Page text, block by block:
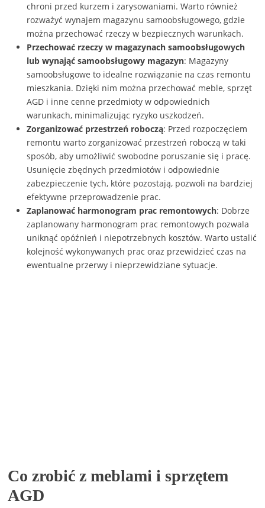
chroni przed kurzem i zarysowaniami. Warto również
rozważyć wynajem magazynu samoobsługowego, gdzie
można przechować rzeczy w bezpiecznych warunkach.
Przechować rzeczy w magazynach samoobsługowych
lub wynająć samoobsługowy magazyn: Magazyny
samoobsługowe to idealne rozwiązanie na czas remontu
mieszkania. Dzięki nim można przechować meble, sprzęt
AGD i inne cenne przedmioty w odpowiednich
warunkach, minimalizując ryzyko uszkodzeń.
Zorganizować przestrzeń roboczą: Przed rozpoczęciem
remontu warto zorganizować przestrzeń roboczą w taki
sposób, aby umożliwić swobodne poruszanie się i pracę.
Usunięcie zbędnych przedmiotów i odpowiednie
zabezpieczenie tych, które pozostają, pozwoli na bardziej
efektywne przeprowadzenie prac.
Zaplanować harmonogram prac remontowych: Dobrze
zaplanowany harmonogram prac remontowych pozwala
uniknąć opóźnień i niepotrzebnych kosztów. Warto ustalić
kolejność wykonywanych prac oraz przewidzieć czas na
ewentualne przerwy i nieprzewidziane sytuacje.
Co zrobić z meblami i sprzętem
AGD